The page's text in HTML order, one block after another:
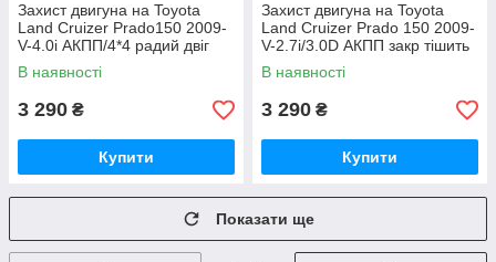
Захист двигуна на Toyota
Land Cruizer Prado150 2009-
V-4.0i АКПП/4*4 радий двіг
В наявності
3 290 ₴
Купити
Захист двигуна на Toyota
Land Cruizer Prado 150 2009-
V-2.7i/3.0D АКПП закр тішить
двс
В наявності
3 290 ₴
Купити
Показати ще